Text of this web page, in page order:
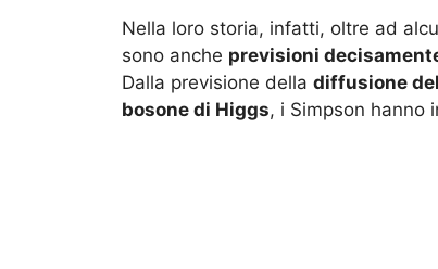
Nella loro storia, infatti, oltre ad
sono anche previsioni
Dalla previsione della diffusione
bosone di Higgs, i Simpson hanno